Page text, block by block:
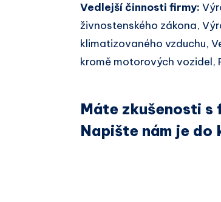
Vedlejší činnosti firmy:
živnostenského zákona,
klimatizovaného vzduchu,
kromě motorových vozidel,
Máte zkušenosti s
Napište nám je do